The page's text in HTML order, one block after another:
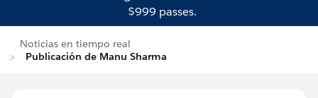
$999 passes.
Noticias en tiempo real
Publicación de Manu Sharma